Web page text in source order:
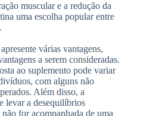
muscular e a redução da
uma escolha popular entre
várias vantagens,
a serem consideradas.
ao suplemento pode variar
com alguns não
Além disso, a
levar a desequilíbrios
for acompanhada de uma